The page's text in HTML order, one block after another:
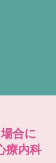
合に
療内科